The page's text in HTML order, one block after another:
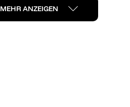
MEHR ANZEIGEN